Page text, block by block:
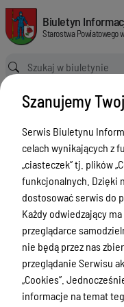
w sprawie dzierżawy
Biuletyn Informacji
Biuletyn
Starostwa Powiatowego
Ścieżka powrotu
Strona główna
Akty
w sprawie dzierżawy
Akty prawne
Menu Przedmiotowe
Starostwo Powiatowe
Poradnik Interesanta
Informacje o naborze
Zamówienia Publiczne
Tablica ogłoszeń
Dyżury Aptek w
Szanujemy
Serwis Biuletynu
celach wynikających z
„ciasteczek” tj. plików
funkcjonalnych. Dzięki
dostosować serwis do
Każdy odwiedzający
przeglądarce
nie będą przez nas
przeglądanie Serwisu
„Cookies”.
informacje na temat